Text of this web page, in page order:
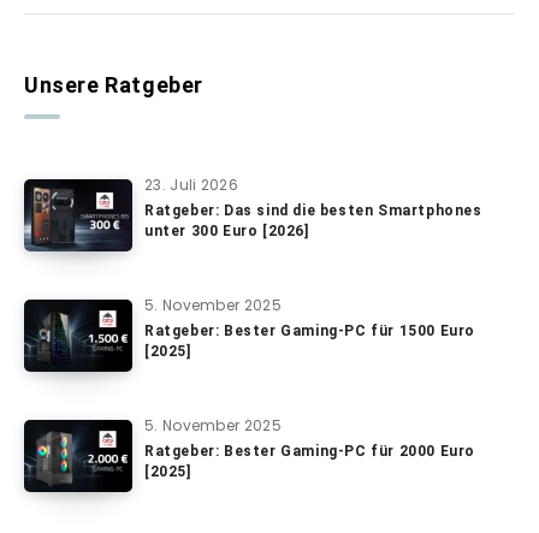
Unsere Ratgeber
23. Juli 2026
Ratgeber: Das sind die besten Smartphones
unter 300 Euro [2026]
5. November 2025
Ratgeber: Bester Gaming-PC für 1500 Euro
[2025]
5. November 2025
Ratgeber: Bester Gaming-PC für 2000 Euro
[2025]